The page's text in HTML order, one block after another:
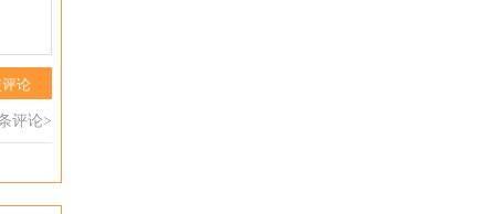
论
评论>